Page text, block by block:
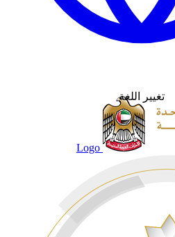
تغيير اللغة
Logo